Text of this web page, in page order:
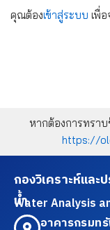
คุณต้องเข้าสู่ระบบ เพื่
หากต้องการทรา
https://
กองวิเคราะห์แล
น้ำ
Water Analysis
อาคารกรมท